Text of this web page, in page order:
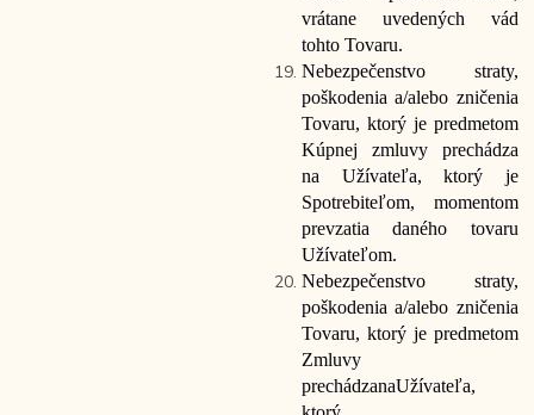
vrátane uvedených vád
tohtoTovaru.
Nebezpečenstvo straty,
poškodenia a/alebo zničenia
Tovaru, ktorý je predmetom
Kúpnej zmluvy prechádza
na Užívateľa, ktorý je
Spotrebiteľom, momentom
prevzatia daného tovaru
Užívateľom.
Nebezpečenstvo straty,
poškodenia a/alebo zničenia
Tovaru, ktorý je predmetom
Zmluvy
prechádzanaUžívateľa,